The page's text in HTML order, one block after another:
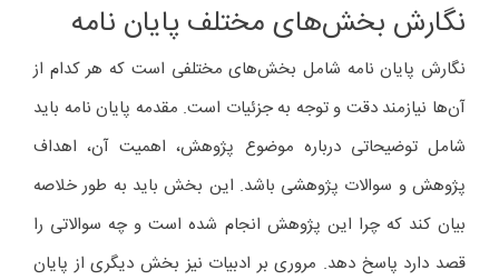
نگارش بخش‌های مختلف پایان نامه
نگارش پایان نامه شامل بخش‌های مختلفی است که هر کدام از
آن‌ها نیازمند دقت و توجه به جزئیات است. مقدمه پایان نامه باید
شامل توضیحاتی درباره موضوع پژوهش، اهمیت آن، اهداف
پژوهش و سوالات پژوهشی باشد. این بخش باید به طور خلاصه
بیان کند که چرا این پژوهش انجام شده است و چه سوالاتی را
قصد دارد پاسخ دهد. مروری بر ادبیات نیز بخش دیگری از پایان